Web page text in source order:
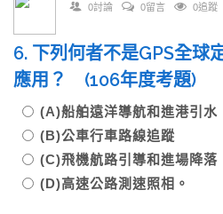
0討論 0留言 0追蹤
6. 下列何者不是GPS全球
應用？ (106年度考題)
(A)船舶遠洋導航和進港引
(B)公車行車路線追蹤
(C)飛機航路引導和進場降
(D)高速公路測速照相。